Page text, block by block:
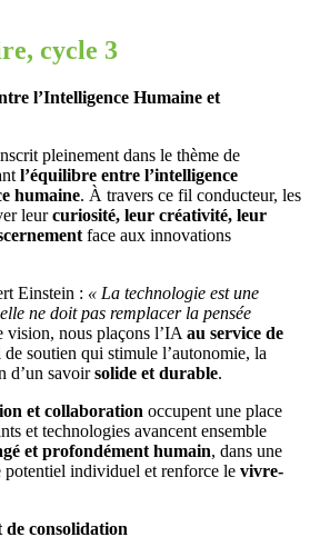
cycle 3
l’Intelligence Humaine et
pleinement dans le thème de
l’équilibre entre l’intelligence
humaine. À travers ce fil conducteur, les
leurcuriosité, leur créativité, leur
face aux innovations
Einstein : « La technologie est une
ne doit pas remplacer la pensée
vision, nous plaçons l’IA au service de
soutien qui stimule l’autonomie, la
d’un savoirsolide et durable.
et collaboration occupent une place
et technologies avancent ensemble
et profondément humain, dans une
individuel et renforce le vivre-
consolidation